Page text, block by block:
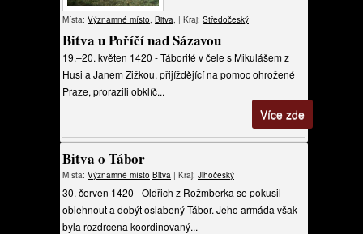
Místa: Významné místo, Bitva, | Kraj: Středočeský
Bitva u Poříčí nad Sázavou
19.–20. květen 1420 - Táborité v čele s Mikulášem z
Husi a Janem Žižkou, přijíždějící na pomoc ohrožené
Praze, prorazili obklíč...
Více zde
Bitva o Tábor
Místa: Významné místo Bitva | Kraj: Jihočeský
30. červen 1420 - Oldřich z Rožmberka se pokusil
oblehnout a dobýt oslabený Tábor. Jeho armáda však
byla rozdrcena koordinovaný...